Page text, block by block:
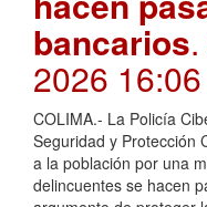
bancarios
2026 16:06
COLIMA.- La Policía
Seguridad y Protección
a la población por una
delincuentes se hacen